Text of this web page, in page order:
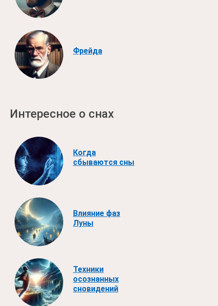
Фрейда
Интересное о снах
Когда
сбываются сны
Влияние фаз
Луны
Техники
осознанных
сновидений